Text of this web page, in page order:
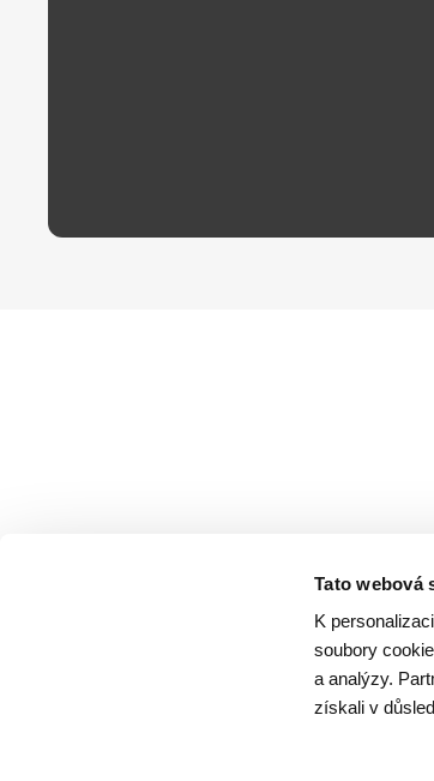
Tato webová
K
soubory
a analýzy.
získali v